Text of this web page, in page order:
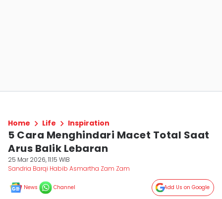
Home Life Inspiration
5 Cara Menghindari Macet Total Saat
Arus Balik Lebaran
25 Mar 2026, 11:15 WIB
Sandria Barqi Habib Asmartha Zam Zam
News Channel Add Us on Google